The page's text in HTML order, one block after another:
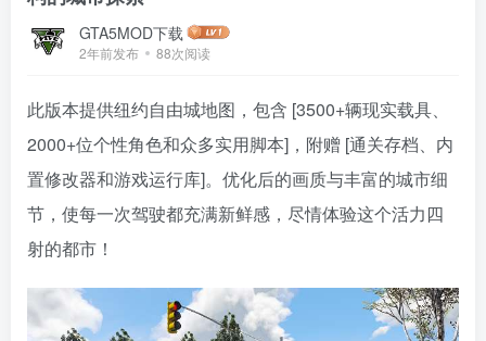
GTA5MOD下载
2年前发布 88次阅读
此版本提供纽约自由城地图，包含 [3500+辆现实载具、
2000+位个性角色和众多实用脚本]，附赠 [通关存档、内
置修改器和游戏运行库]。优化后的画质与丰富的城市细
节，使每一次驾驶都充满新鲜感，尽情体验这个活力四
射的都市！